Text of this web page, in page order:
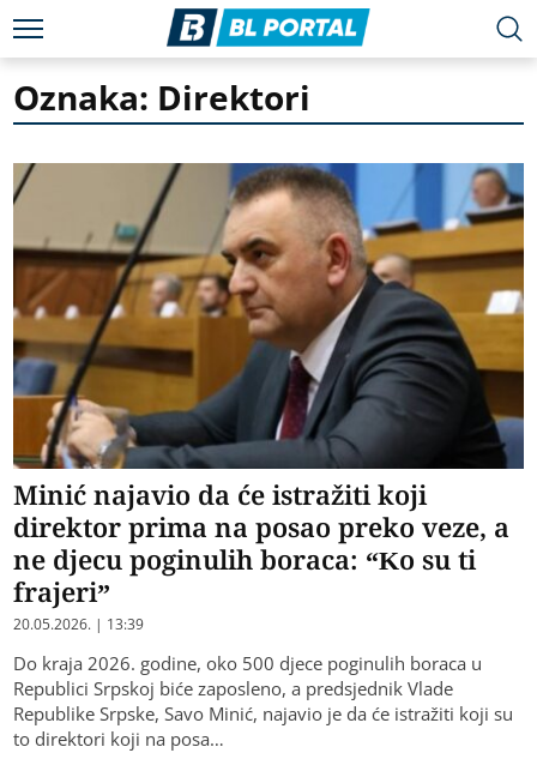
Oznaka: Direktori
Minić najavio da će istražiti koji
direktor prima na posao preko veze, a
ne djecu poginulih boraca: “Ko su ti
frajeri”
20.05.2026. | 13:39
Do kraja 2026. godine, oko 500 djece poginulih boraca u
Republici Srpskoj biće zaposleno, a predsjednik Vlade
Republike Srpske, Savo Minić, najavio je da će istražiti koji su
to direktori koji na posa…